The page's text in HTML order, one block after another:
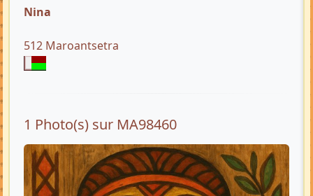
Nina
512 Maroantsetra
1 Photo(s) sur MA98460